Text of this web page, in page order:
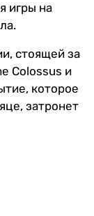
игры на
стоящей за
Colossus и
которое
затронет